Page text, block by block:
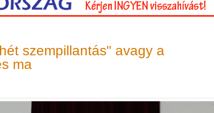
szempillantás" avagy a
ma